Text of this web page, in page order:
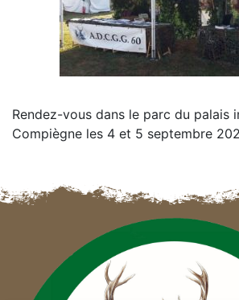
Rendez-vous dans le parc du palais
Compiègne les 4 et 5 septembre